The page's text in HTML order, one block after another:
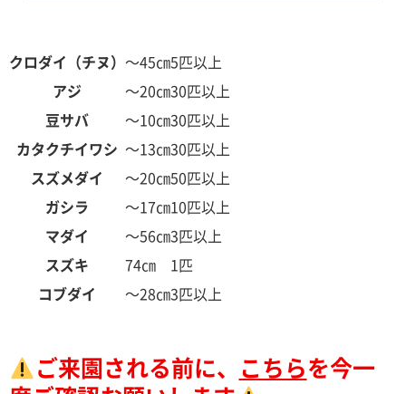
クロダイ（チヌ） ～45㎝5匹以上
アジ
～20㎝30匹以上
豆サバ
～10㎝30匹以上
カタクチイワシ ～13㎝30匹以上
スズメダイ
～20㎝50匹以上
ガシラ
～17㎝10匹以上
マダイ
～56㎝3匹以上
スズキ
74㎝
1匹
コブダイ
～28㎝3匹以上
ご来園される前に、 こちらを今一